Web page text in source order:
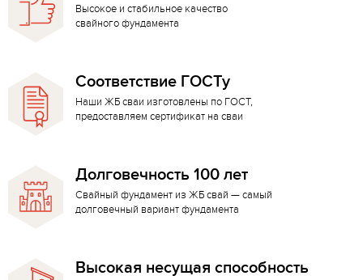
Высокое и стабильное качество
свайного фундамента
Соответствие ГОСТу
Наши ЖБ сваи изготовлены по ГОСТ,
предоставляем сертификат на сваи
Долговечность 100 лет
Свайный фундамент из ЖБ свай — самый
долговечный вариант фундамента
Высокая несущая способность